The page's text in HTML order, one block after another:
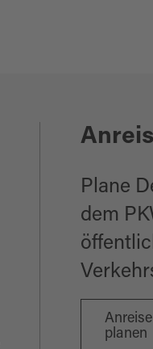
Plane
dem
planen